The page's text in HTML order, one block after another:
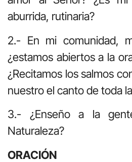
aburrida, rutinaria?
2.- En mi comunidad,
¿estamos abiertos a la
¿Recitamos los salmos
nuestro el canto de toda
3.- ¿Enseño a la
Naturaleza?
ORACIÓN